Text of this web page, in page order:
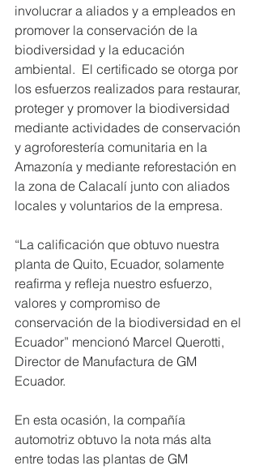
involucrar a aliados y a empleados en
promover la conservación de la
biodiversidad y la educación
ambiental.  El certificado se otorga por
los esfuerzos realizados para restaurar,
proteger y promover la biodiversidad
mediante actividades de conservación
y agroforestería comunitaria en la
Amazonía y mediante reforestación en
la zona de Calacalí junto con aliados
locales y voluntarios de la empresa.
“La calificación que obtuvo nuestra
planta de Quito, Ecuador, solamente
reafirma y refleja nuestro esfuerzo,
valores y compromiso de
conservación de la biodiversidad en el
Ecuador” mencionó Marcel Querotti,
Director de Manufactura de GM
Ecuador.
En esta ocasión, la compañía
automotriz obtuvo la nota más alta
entre todas las plantas de GM